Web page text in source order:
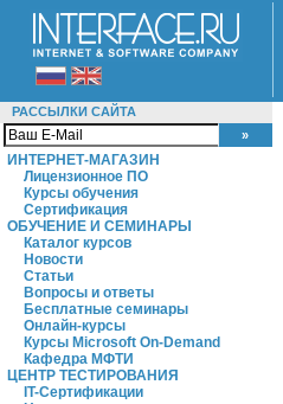
РАССЫЛКИ САЙТА
ИНТЕРНЕТ-МАГАЗИН
Лицензионное ПО
Курсы обучения
Сертификация
ОБУЧЕНИЕ И СЕМИНАРЫ
Каталог курсов
Новости
Статьи
Вопросы и ответы
Бесплатные семинары
Онлайн-курсы
Курсы Microsoft On-Demand
Кафедра МФТИ
ЦЕНТР ТЕСТИРОВАНИЯ
IT-Сертификации